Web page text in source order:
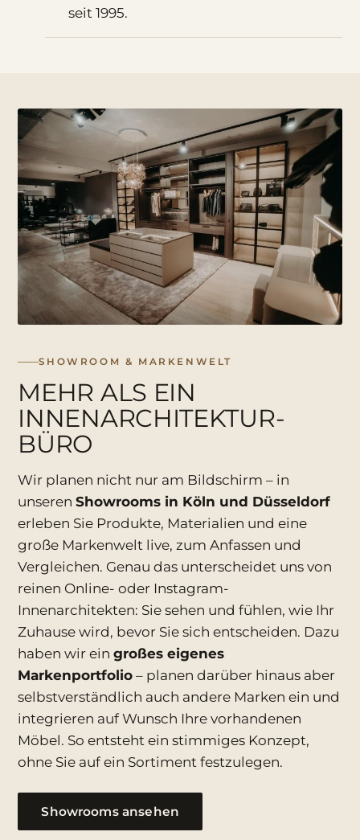
seit 1995.
SHOWROOM & MARKENWELT
MEHR ALS EIN
INNENARCHITEKTUR­
BÜRO
Wir planen nicht nur am Bildschirm – in
unserenShowrooms in Köln und Düsseldorf
erleben Sie Produkte, Materialien und eine
große Markenwelt live, zum Anfassen und
Vergleichen. Genau das unterscheidet uns von
reinen Online- oder Instagram-
Innenarchitekten: Sie sehen und fühlen, wie Ihr
Zuhause wird, bevor Sie sich entscheiden. Dazu
haben wir eingroßes eigenes
Markenportfolio – planen darüber hinaus aber
selbstverständlich auch andere Marken ein und
integrieren auf Wunsch Ihre vorhandenen
Möbel. So entsteht ein stimmiges Konzept,
ohne Sie auf ein Sortiment festzulegen.
Showrooms ansehen